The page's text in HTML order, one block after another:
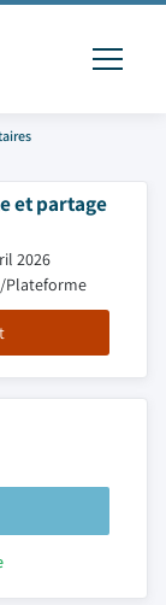
et partage
2026
Plateforme